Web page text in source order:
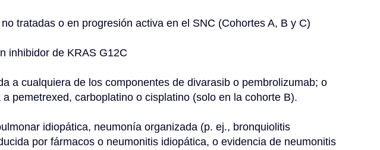
tratadas o en progresión activa en el SNC (Cohortes A, B y C)
inhibidor de KRAS G12C
a cualquiera de los componentes de divarasib o pembrolizumab; o
pemetrexed, carboplatino o cisplatino (solo en la cohorte B).
idiopática, neumonía organizada (p. ej., bronquiolitis
por fármacos o neumonitis idiopática, o evidencia de neumonitis